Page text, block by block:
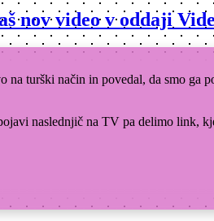
nov video v oddaji
na turški način in povedal, da smo
naslednjič na TV pa delimo link,